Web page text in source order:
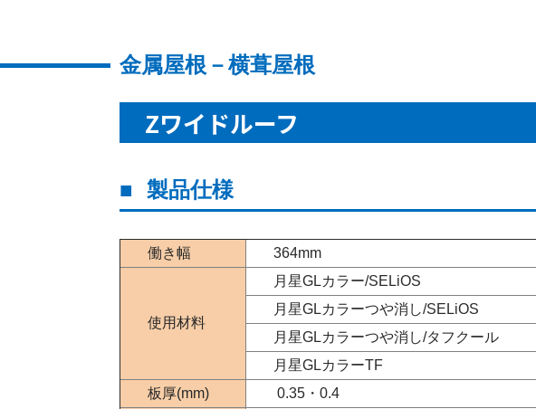
金属屋根－横葺屋根
Zワイドルーフ
製品仕様
働き幅 364mm
使用材料
月星GLカラー/SELiOS
月星GLカラーつや消し/SELiOS
月星GLカラーつや消し/タフクール
月星GLカラーTF
板厚(mm)
0.35・0.4